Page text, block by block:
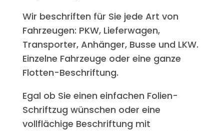
Wir beschriften für Sie jede Art von
Fahrzeugen: PKW, Lieferwagen,
Transporter, Anhänger, Busse und LKW.
Einzelne Fahrzeuge oder eine ganze
Flotten-Beschriftung.
Egal ob Sie einen einfachen Folien-
Schriftzug wünschen oder eine
vollflächige Beschriftung mit